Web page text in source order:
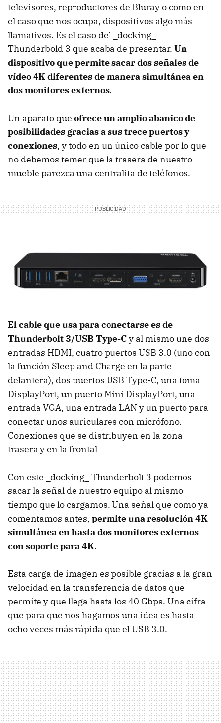
televisores, reproductores de Bluray o como en
el caso que nos ocupa, dispositivos algo más
llamativos. Es el caso del _docking_
Thunderbold 3 que acaba de presentar. Un
dispositivo que permite sacar dos señales de
vídeo 4K diferentes de manera simultánea en
dos monitores externos.
Un aparato que ofrece un amplio abanico de
posibilidades gracias a sus trece puertos y
conexiones, y todo en un único cable por lo que
no debemos temer que la trasera de nuestro
mueble parezca una centralita de teléfonos.
El cable que usa para conectarse es de
Thunderbolt 3/USB Type-Cy al mismo une dos
entradas HDMI, cuatro puertos USB 3.0 (uno con
la función Sleep and Charge en la parte
delantera), dos puertos USB Type-C, una toma
DisplayPort, un puerto Mini DisplayPort, una
entrada VGA, una entrada LAN y un puerto para
conectar unos auriculares con micrófono.
Conexiones que se distribuyen en la zona
trasera y en la frontal
Con este _docking_ Thunderbolt 3 podemos
sacar la señal de nuestro equipo al mismo
tiempo que lo cargamos. Una señal que como ya
comentamos antes, permite una resolución 4K
simultánea en hasta dos monitores externos
con soporte para 4K.
Esta carga de imagen es posible gracias a la gran
velocidad en la transferencia de datos que
permite y que llega hasta los 40 Gbps. Una cifra
que para que nos hagamos una idea es hasta
ocho veces más rápida que el USB 3.0.